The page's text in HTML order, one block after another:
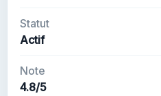
Statut
Actif
Note
4.8/5